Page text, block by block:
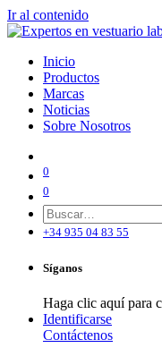
Ir al contenido
Inicio
Productos
Marcas
Noticias
Sobre Nosotros
0
0
+34 935 04 83 55
Síganos
Haga clic aquí para
Identificarse
Contáctenos